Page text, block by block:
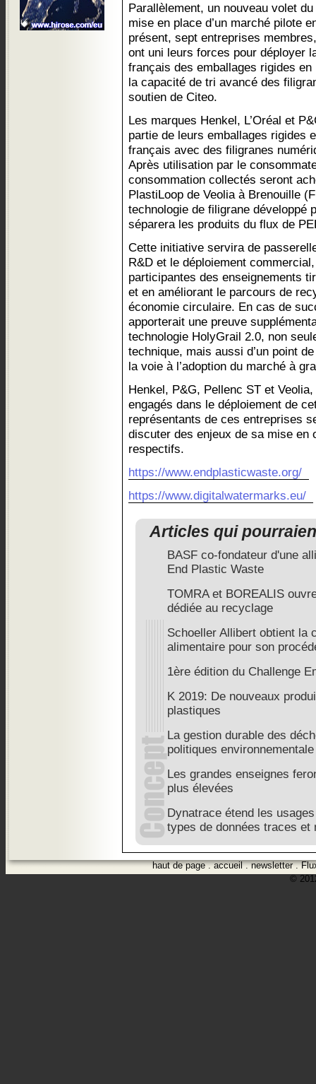
Parallèlement, un nouveau volet
mise en place d’un marché pilote
présent, sept entreprises
ont uni leurs forces pour déployer
français des emballages rigides
la capacité de tri avancé des
soutien de Citeo.
Les marques Henkel, L’Oréal et
partie de leurs emballages rigides
français avec des filigranes
Après utilisation par le
consommation collectés seront
PlastiLoop de Veolia à Brenouille
technologie de filigrane développé
séparera les produits du flux de
Cette initiative servira de
R&D et le déploiement
participantes des enseignements
et en améliorant le parcours de
économie circulaire. En cas de
apporterait une preuve
technologie HolyGrail 2.0, non
technique, mais aussi d’un point
la voie à l’adoption du marché à
Henkel, P&G, Pellenc ST et
engagés dans le déploiement de
représentants de ces entreprises
discuter des enjeux de sa mise
respectifs.
https://www.endplasticwaste.org/
https://www.digitalwatermarks.eu/
Articles qui
BASF co-fondateur d'une
End Plastic Waste
TOMRA et BOREALIS
dédiée au recyclage
Schoeller Allibert obtient la
alimentaire pour son
1ère édition du Challenge
K 2019: De nouveaux
plastiques
La gestion durable des
politiques
Les grandes enseignes
plus élevées
Dynatrace étend les
types de données traces et
haut de page.accueil.newsletter.
©